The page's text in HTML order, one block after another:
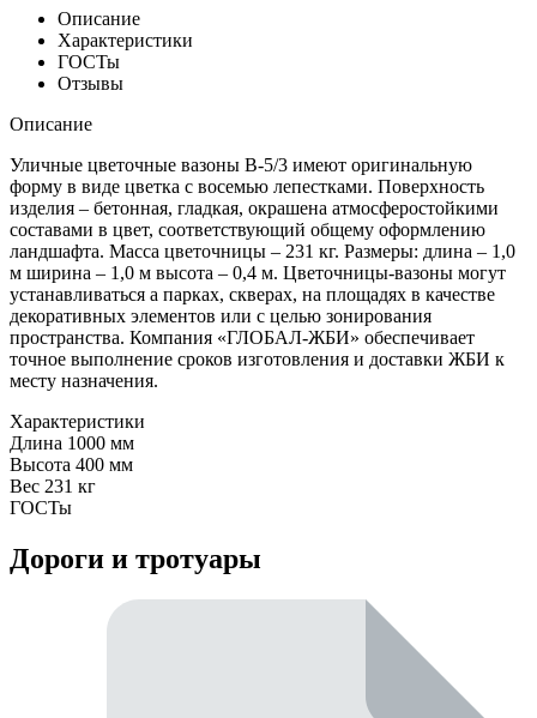
Описание
Характеристики
ГОСТы
Отзывы
Описание
Уличные цветочные вазоны В-5/3 имеют оригинальную
форму в виде цветка с восемью лепестками. Поверхность
изделия – бетонная, гладкая, окрашена атмосферостойкими
составами в цвет, соответствующий общему оформлению
ландшафта. Масса цветочницы – 231 кг. Размеры: длина – 1,0
м ширина – 1,0 м высота – 0,4 м. Цветочницы-вазоны могут
устанавливаться а парках, скверах, на площадях в качестве
декоративных элементов или с целью зонирования
пространства. Компания «ГЛОБАЛ-ЖБИ» обеспечивает
точное выполнение сроков изготовления и доставки ЖБИ к
месту назначения.
Характеристики
Длина 1000 мм
Высота 400 мм
Вес 231 кг
ГОСТы
Дороги и тротуары